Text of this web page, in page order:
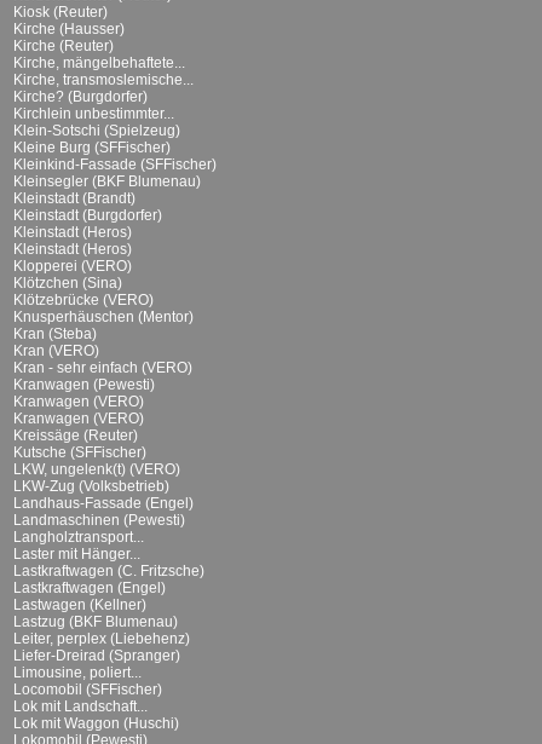
Kiosk (Reuter)
Kirche (Hausser)
Kirche (Reuter)
Kirche, mängelbehaftete...
Kirche, transmoslemische...
Kirche? (Burgdorfer)
Kirchlein unbestimmter...
Klein-Sotschi (Spielzeug)
Kleine Burg (SFFischer)
Kleinkind-Fassade (SFFischer)
Kleinsegler (BKF Blumenau)
Kleinstadt (Brandt)
Kleinstadt (Burgdorfer)
Kleinstadt (Heros)
Kleinstadt (Heros)
Klopperei (VERO)
Klötzchen (Sina)
Klötzebrücke (VERO)
Knusperhäuschen (Mentor)
Kran (Steba)
Kran (VERO)
Kran - sehr einfach (VERO)
Kranwagen (Pewesti)
Kranwagen (VERO)
Kranwagen (VERO)
Kreissäge (Reuter)
Kutsche (SFFischer)
LKW, ungelenk(t) (VERO)
LKW-Zug (Volksbetrieb)
Landhaus-Fassade (Engel)
Landmaschinen (Pewesti)
Langholztransport...
Laster mit Hänger...
Lastkraftwagen (C. Fritzsche)
Lastkraftwagen (Engel)
Lastwagen (Kellner)
Lastzug (BKF Blumenau)
Leiter, perplex (Liebehenz)
Liefer-Dreirad (Spranger)
Limousine, poliert...
Locomobil (SFFischer)
Lok mit Landschaft...
Lok mit Waggon (Huschi)
Lokomobil (Pewesti)